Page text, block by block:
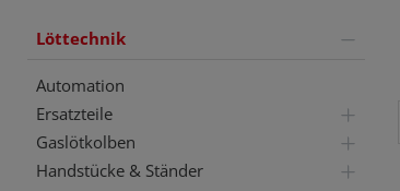
Löttechnik
Automation
Ersatzteile
Gaslötkolben
Handstücke & Ständer